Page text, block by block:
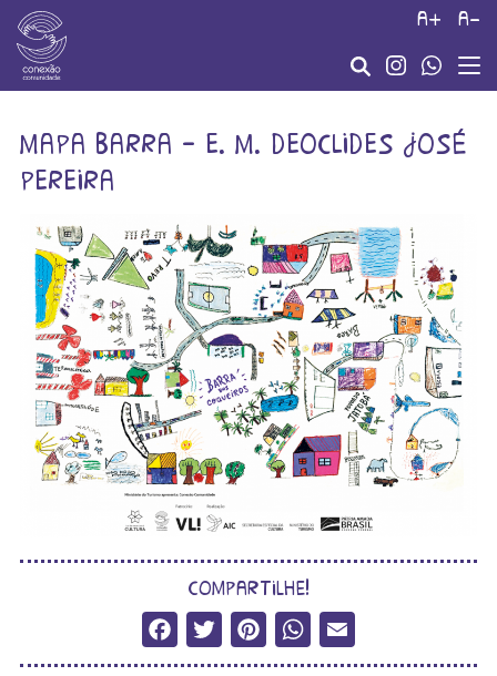
a+ a-
mapa barra – e. m. deoclides josé
pereira
compartilhe!
Facebook
Twitter
Pinterest
WhatsApp